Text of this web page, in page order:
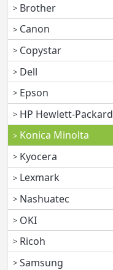
Brother
Canon
Copystar
Dell
Epson
HP Hewlett-Packard
Konica Minolta
Kyocera
Lexmark
Nashuatec
OKI
Ricoh
Samsung